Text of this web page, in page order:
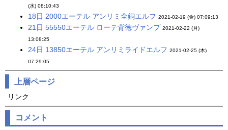
(水) 08:10:43
18日 2000エーテル アンリミ全銅エルフ 2021-02-19 (金) 07:09:13
21日 55550エーテル ローテ背徳ヴァンプ 2021-02-22 (月)
13:08:25
24日 13850エーテル アンリミライドエルフ 2021-02-25 (木)
07:29:05
上層ページ
リンク
コメント